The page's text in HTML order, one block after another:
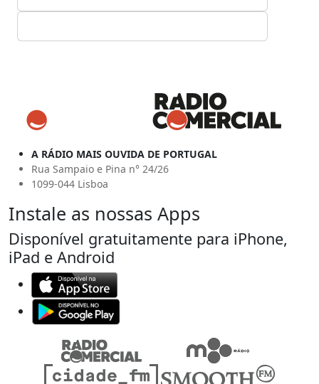
A RÁDIO MAIS OUVIDA DE PORTUGAL
Rua Sampaio e Pina n° 24/26
1099-044 Lisboa
Instale as nossas Apps
Disponível gratuitamente para iPhone,
iPad e Android